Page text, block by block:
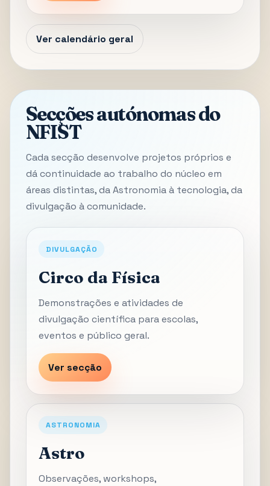
Ver calendário geral
Secções autónomas do
NFIST
Cada secção desenvolve projetos próprios e
dá continuidade ao trabalho do núcleo em
áreas distintas, da Astronomia à tecnologia, da
divulgação à comunidade.
DIVULGAÇÃO
Circo da Física
Demonstrações e atividades de
divulgação científica para escolas,
eventos e público geral.
Ver secção
ASTRONOMIA
Astro
Observações, workshops,